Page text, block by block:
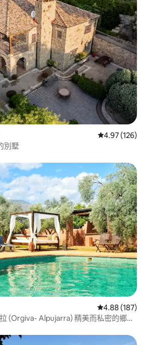
從 126 則評價
4.97 (126)
別墅
從 187 則評價
4.88 (187)
(Orgiva- Alpujarra) 精美而私密的鄉村